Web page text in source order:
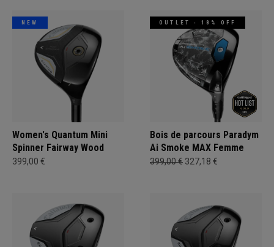
NEW
Women's Quantum Mini
Spinner Fairway Wood
399,00 €
OUTLET - 18% OFF
Bois de parcours Paradym
Ai Smoke MAX Femme
399,00 € 327,18 €